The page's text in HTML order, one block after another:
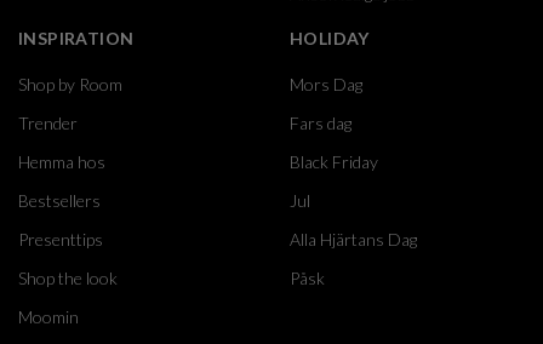
INSPIRATION
Shop by Room
Trender
Hemma hos
Bestsellers
Presenttips
Shop the look
Moomin
HOLIDAY
Mors Dag
Fars dag
Black Friday
Jul
Alla Hjärtans Dag
Påsk